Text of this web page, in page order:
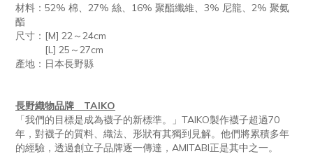
材料：52% 棉、27% 絲、16% 聚酯纖維、3% 尼龍、2% 聚氨
酯
尺寸：[M] 22～24cm
[L] 25～27cm
產地：日本長野縣
長野織物品牌 TAIKO
「我們的目標是成為襪子的新標準。」TAIKO製作襪子超過70
年，對襪子的質料、織法、形狀有其獨到見解。他們將累積多年
的經驗，透過創立子品牌逐一傳達，AMITABI正是其中之一。